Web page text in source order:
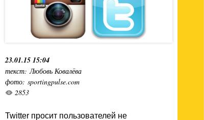
23.01.15 15:04
текст: Любовь Ковалёва
фото: sportingpulse.com
2853
Twitter просит пользователей не